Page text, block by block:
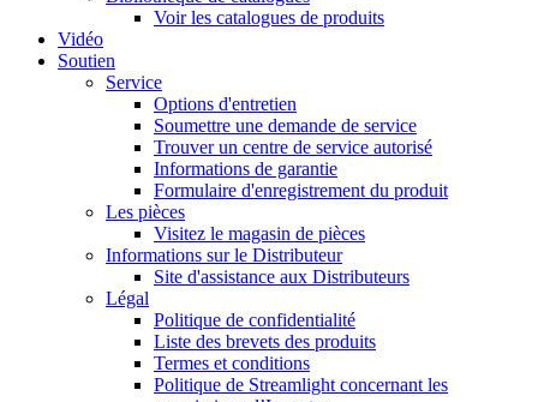
Voir les catalogues de produits
Vidéo
Soutien
Service
Options d'entretien
Soumettre une demande de service
Trouver un centre de service autorisé
Informations de garantie
Formulaire d'enregistrement du produit
Les pièces
Visitez le magasin de pièces
Informations sur le Distributeur
Site d'assistance aux Distributeurs
Légal
Politique de confidentialité
Liste des brevets des produits
Termes et conditions
Politique de Streamlight concernant les